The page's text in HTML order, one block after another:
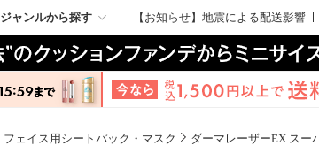
ジャンルから探す 【お知らせ】 地震による配送影響
フェイス用シートパック・マスク ダーマレーザーEX スー